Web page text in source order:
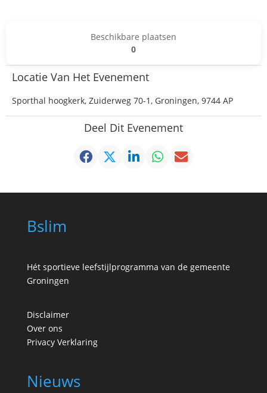
Beschikbare plaatsen
0
Locatie Van Het Evenement
Sporthal hoogkerk, Zuiderweg 70-1, Groningen, 9744 AP
Deel Dit Evenement
Bslim
Hét sportieve leefstijlprogramma van de gemeente
Groningen
Disclaimer
Over ons
Privacy Verklaring
Nieuws